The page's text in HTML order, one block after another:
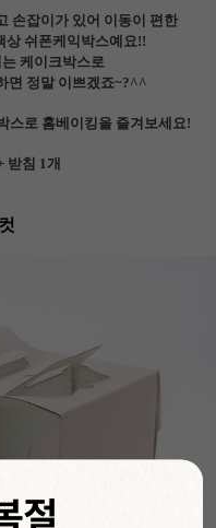
손잡이가 있어 이동이 편한
상 쉬폰케익박스예요!!
케이크박스로
면 정말 이쁘겠죠~?^^
스로 홈베이킹을 즐겨보세요!
받침 1개